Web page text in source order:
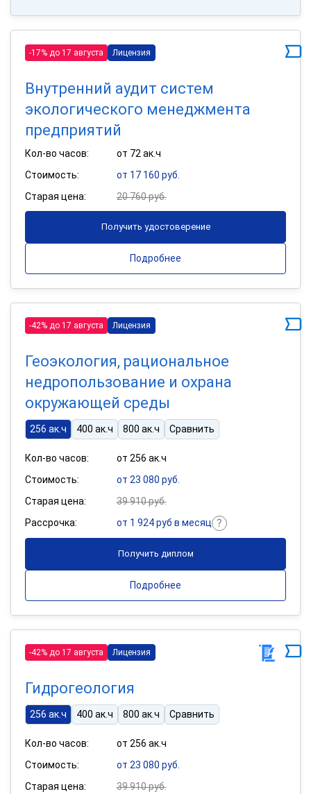
-17% до 17 августа Лицензия
Внутренний аудит систем
экологического менеджмента
предприятий
Кол-во часов:
от 72 ак.ч
Стоимость:
от 17 160 руб.
Старая цена:
20 760 руб.
Получить удостоверение
Подробнее
-42% до 17 августа Лицензия
Геоэкология, рациональное
недропользование и охрана
окружающей среды
256 ак.ч 400 ак.ч 800 ак.ч Сравнить
Кол-во часов:
от 256 ак.ч
Стоимость:
от 23 080 руб.
Старая цена:
39 910 руб.
Рассрочка:
от 1 924 руб в месяц
Получить диплом
Подробнее
-42% до 17 августа Лицензия
Гидрогеология
256 ак.ч 400 ак.ч 800 ак.ч Сравнить
Кол-во часов:
от 256 ак.ч
Стоимость:
от 23 080 руб.
Старая цена:
39 910 руб.